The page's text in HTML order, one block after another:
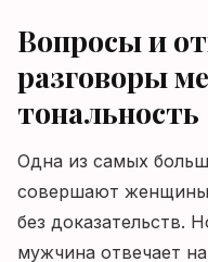
Вопросы и
разговоры
тональность
Одна из самых
совершают
без доказательств.
мужчина отвечает